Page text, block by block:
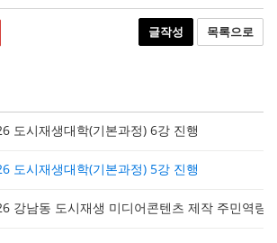
글작성 목록으로
도시재생대학(기본과정) 6강 진행
도시재생대학(기본과정) 5강 진행
강남동 도시재생 미디어콘텐츠 제작 주민역량